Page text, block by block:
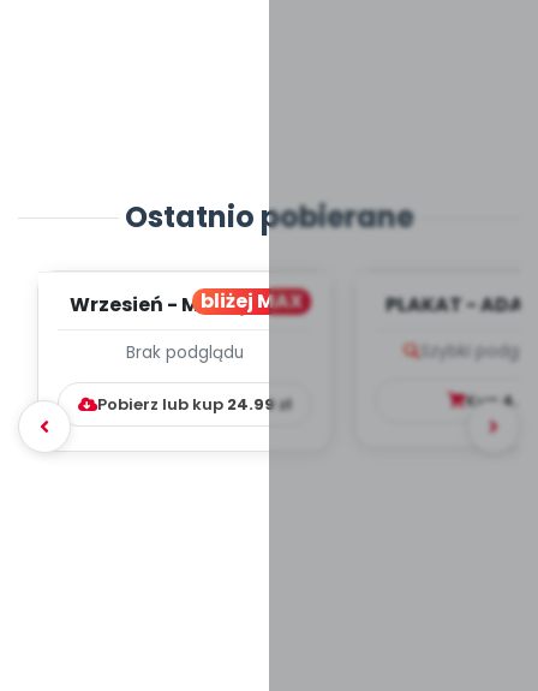
Ostatnio pobierane
bliżej MAX
Wrzesień - MIESIĘCZNY
WYCHOWAWCZO –
DYDAKTYC...
Brak podglądu
Pobierz lub kup 24.99zł
PLAKAT -
Szybki
Kup